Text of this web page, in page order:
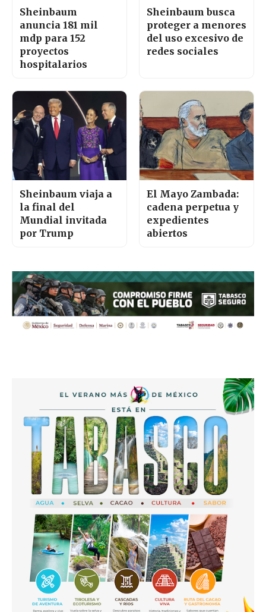
Sheinbaum
anuncia 181 mil
mdp para 152
proyectos
hospitalarios
Sheinbaum busca
proteger a menores
del uso excesivo de
redes sociales
Sheinbaum viaja a
la final del
Mundial invitada
por Trump
El Mayo Zambada:
cadena perpetua y
expedientes
abiertos